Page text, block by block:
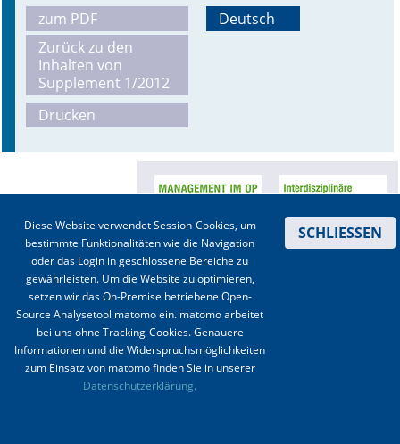
Supplements OrphanAnesthesia
Online First
A&I English
Mediadaten
Autoren-Service
Bestell-Service
Stellenmarkt
Kongresskalender
zum PDF
Zurück zu den
Inhalten von
Supplement 1/2012
Drucken
Deutsch
Kontakt | Impressum | Datenschutz | Haftungsausschluss
Diese Website verwendet Session-Cookies, um
bestimmte Funktionalitäten wie die Navigation
oder das Login in geschlossene Bereiche zu
gewährleisten. Um die Website zu optimieren,
setzen wir das On-Premise betriebene Open-
Source Analysetool matomo ein. matomo arbeitet
bei uns ohne Tracking-Cookies. Genauere
Informationen und die Widerspruchsmöglichkeiten
zum Einsatz von matomo finden Sie in unserer
Datenschutzerklärung.
SCHLIESSEN